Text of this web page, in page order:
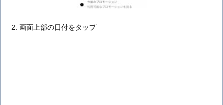
画面上部の日付をタップ